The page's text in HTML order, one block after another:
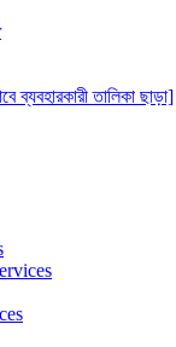
ব্যবহারকারী তালিকা ছাড়া]